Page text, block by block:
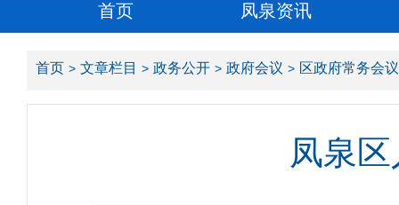
首页 凤泉资讯
首页 文章栏目 政务公开 政府会议 区政府常务会议
凤泉